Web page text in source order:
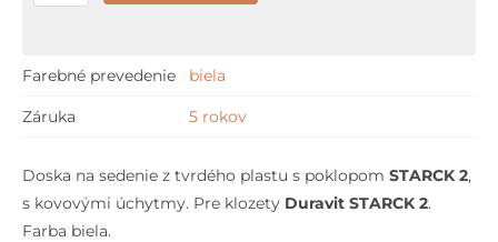
Duravit
Farebné prevedenie biela
Záruka 5 rokov
Doska na sedenie z tvrdého plastu s poklopom STARCK 2,
s kovovými úchytmy. Pre klozety Duravit STARCK 2.
Farba biela.